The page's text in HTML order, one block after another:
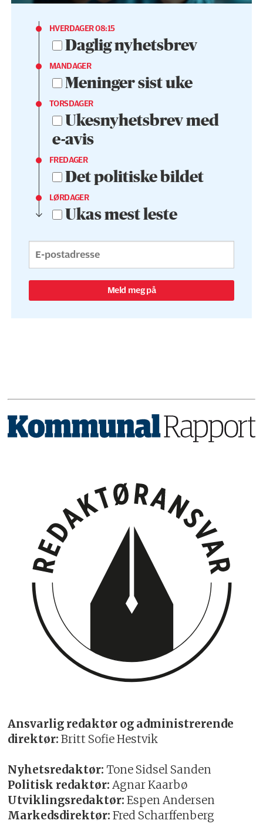
HVERDAGER 08:15
Daglig nyhetsbrev
MANDAGER
Meninger sist uke
TORSDAGER
Ukesnyhetsbrev med
e-avis
FREDAGER
Det politiske bildet
LØRDAGER
Ukas mest leste
Meld meg på
Ansvarlig redaktør og administrerende
direktør: Britt Sofie Hestvik
Nyhetsredaktør: Tone Sidsel Sanden
Politisk redaktør: Agnar Kaarbø
Utviklingsredaktør: Espen Andersen
Markedsdirektør: Fred Scharffenberg